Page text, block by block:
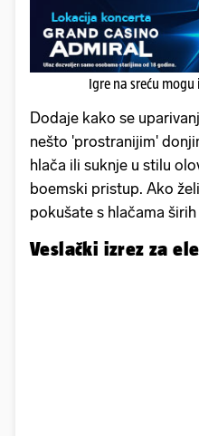
Igre na sreću
Dodaje kako se
nešto 'prostranijim'
hlača ili suknje u stilu
boemski pristup. Ako
pokušate s hlačama
Veslački izrez za